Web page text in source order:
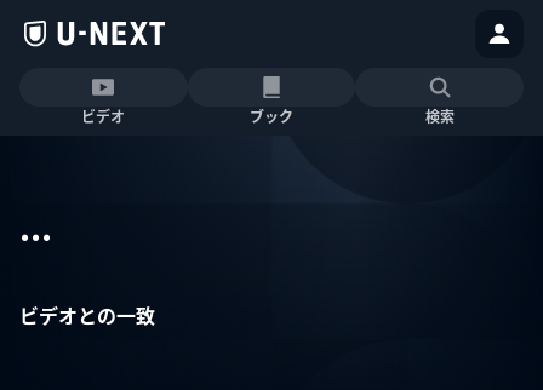
ビデオ ブック 検索
...
ビデオとの一致